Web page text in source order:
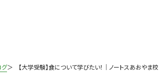
グ 【大学受験】食について学びたい！｜ノートスあおやま校